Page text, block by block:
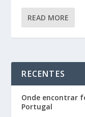
READ MORE
RECENTES
Onde encontrar
Portugal